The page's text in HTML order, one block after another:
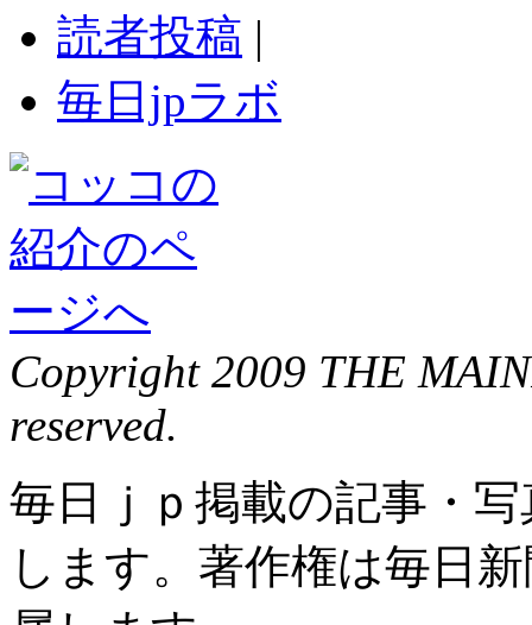
読者投稿 |
毎日jpラボ
Copyright 2009 THE
reserved.
毎日ｊｐ掲載の記事・
します。著作権は毎日